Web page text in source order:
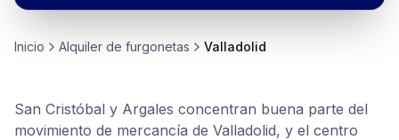
Inicio Alquiler de furgonetas Valladolid
San Cristóbal y Argales concentran buena parte del
movimiento de mercancía de Valladolid, y el centro